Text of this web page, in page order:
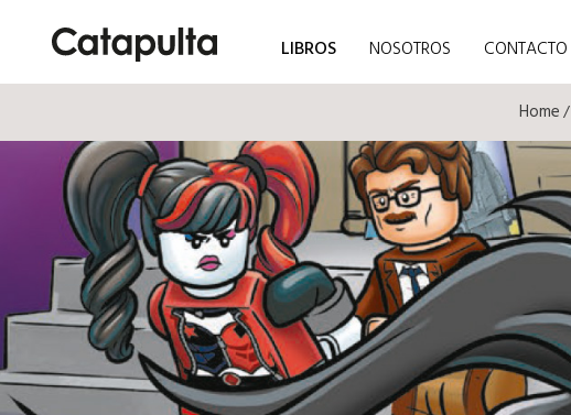
LIBROS NOSOTROS CONTACTO
Home/